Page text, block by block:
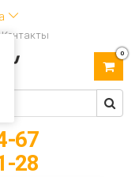
Контакты
0
67
28